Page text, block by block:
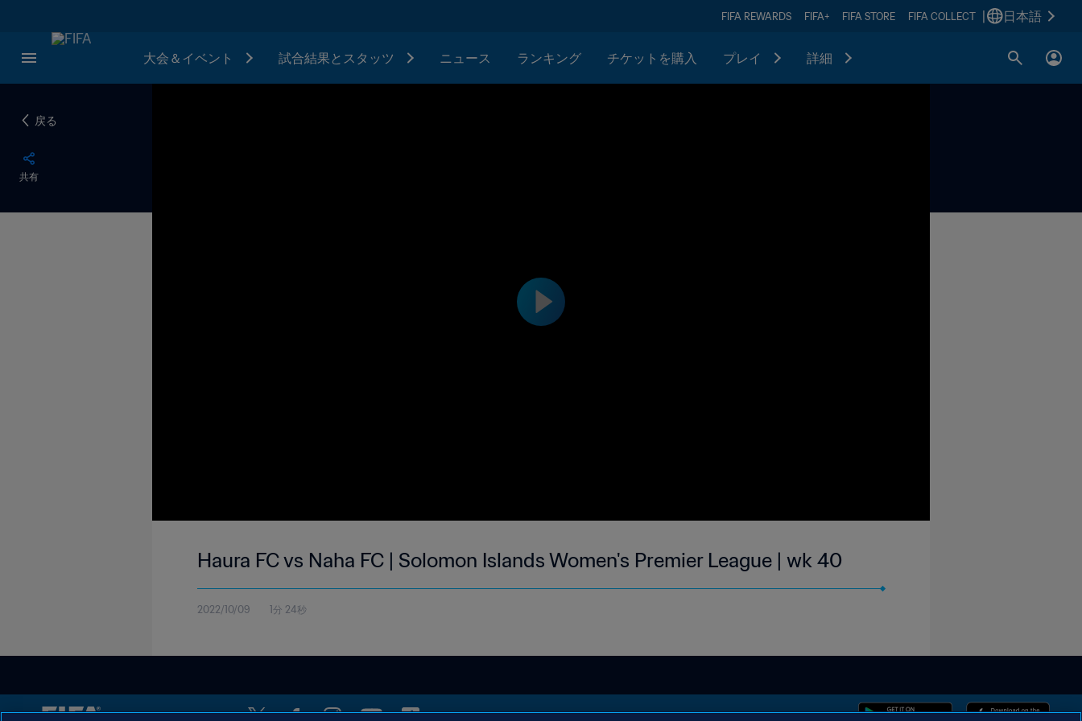
FIFA REWARDS FIFA+ FIFA STORE FIFA COLLECT 日本語
大会＆イベント 試合結果とスタッツ ニュース ランキング チケットを購入 プレイ 詳細
戻る
共有
Haura FC vs Naha FC | Solomon Islands Women's Premier League | wk 40
2022/10/09 1分 24秒